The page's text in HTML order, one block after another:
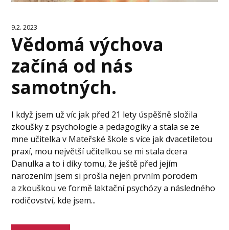
9.2. 2023
Vědomá výchova
začíná od nás
samotných.
I když jsem už víc jak před 21 lety úspěšně složila
zkoušky z psychologie a pedagogiky a stala se ze
mne učitelka v Mateřské škole s více jak dvacetiletou
praxí, mou největší učitelkou se mi stala dcera
Danulka a to i díky tomu, že ještě před jejím
narozením jsem si prošla nejen prvním porodem
a zkouškou ve formě laktační psychózy a následného
rodičovství, kde jsem...